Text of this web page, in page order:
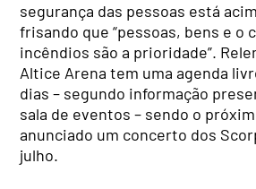
segurança das pessoas está
frisando que “pessoas, bens e o
incêndios são a prioridade”.
Altice Arena tem uma agenda
dias – segundo informação
sala de eventos – sendo o
anunciado um concerto dos
julho.